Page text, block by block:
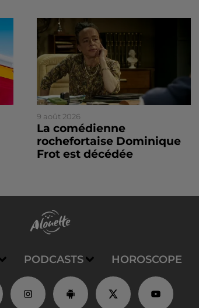
9 août 2026
La comédienne
rochefortaise Dominique
Frot est décédée
PODCASTS HOROSCOPE